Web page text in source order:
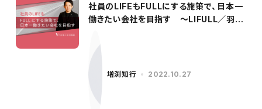
社員のLIFEもFULLにする施策で、日本一
働きたい会社を目指す 〜LIFULL／羽田
増渕知行 2022.10.27